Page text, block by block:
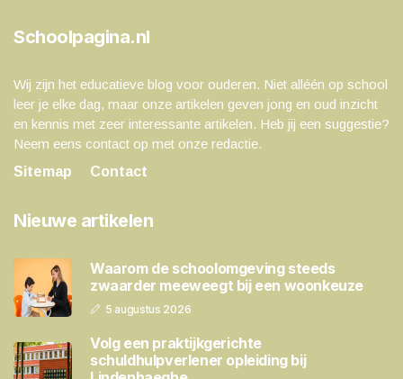
Schoolpagina.nl
Wij zijn het educatieve blog voor ouderen. Niet alléén op school
leer je elke dag, maar onze artikelen geven jong en oud inzicht
en kennis met zeer interessante artikelen. Heb jij een suggestie?
Neem eens contact op met onze redactie.
Sitemap
Contact
Nieuwe artikelen
Waarom de schoolomgeving steeds
zwaarder meeweegt bij een woonkeuze
5 augustus 2026
Volg een praktijkgerichte
schuldhulpverlener opleiding bij